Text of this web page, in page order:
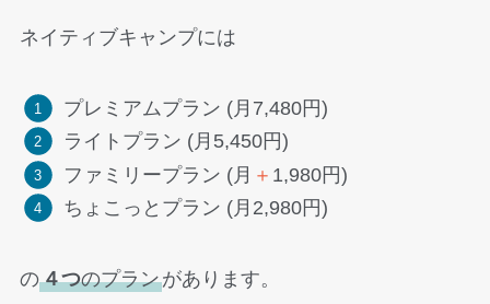
ネイティブキャンプには
プレミアムプラン (月7,480円)
ライトプラン (月5,450円)
ファミリープラン (月 ＋ 1,980円)
ちょこっとプラン (月2,980円)
の４つのプランがあります。